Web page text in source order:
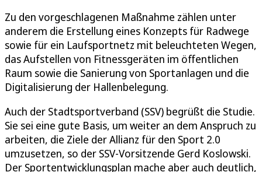
Zu den vorgeschlagenen Maßnahme zählen unter
anderem die Erstellung eines Konzepts für Radwege
sowie für ein Laufsportnetz mit beleuchteten Wegen,
das Aufstellen von Fitnessgeräten im öffentlichen
Raum sowie die Sanierung von Sportanlagen und die
Digitalisierung der Hallenbelegung.
Auch der Stadtsportverband (SSV) begrüßt die Studie.
Sie sei eine gute Basis, um weiter an dem Anspruch zu
arbeiten, die Ziele der Allianz für den Sport 2.0
umzusetzen, so der SSV-Vorsitzende Gerd Koslowski.
Der Sportentwicklungsplan mache aber auch deutlich,